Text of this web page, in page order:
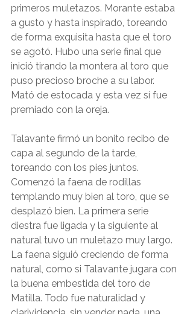
primeros muletazos. Morante estaba
a gusto y hasta inspirado, toreando
de forma exquisita hasta que el toro
se agotó. Hubo una serie final que
inició tirando la montera al toro que
puso precioso broche a su labor.
Mató de estocada y esta vez sí fue
premiado con la oreja.
Talavante firmó un bonito recibo de
capa al segundo de la tarde,
toreando con los pies juntos.
Comenzó la faena de rodillas
templando muy bien al toro, que se
desplazó bien. La primera serie
diestra fue ligada y la siguiente al
natural tuvo un muletazo muy largo.
La faena siguió creciendo de forma
natural, como si Talavante jugara con
la buena embestida del toro de
Matilla. Todo fue naturalidad y